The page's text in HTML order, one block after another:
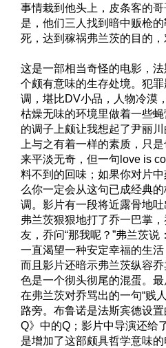
事情栽到他头上，皮条客的
是，他们三人找到暗中贩枪
死，达到稼祸弗兰茨的目的，
这是一部相当奇怪的电影，
个颇有意味的生存处境。犯
调，堪比DV小品，人物冷漠
枯燥无味的环境里做着一些
的调子上颇让我想起了尹丽
上与之有着一样的素质，只
来平淡无奇，但一句love is
料不到的回味；如果你对片
么你一定会从这句已成经典
调。影片有一段将近露骨地
弗兰茨狠狠地打了乔一巴掌
友，乔问“那我呢？”弗兰茨
一直渴望一种安定幸福的生
而且影片还暗示弗兰茨纵容
色是一个彻头彻尾的混蛋。
在弗兰茨对乔骂出的一句“贱
路旁。布鲁诺是法斯宾德设
Q》中的Q；影片中导演还给
是增加了这部颇具哲学意味